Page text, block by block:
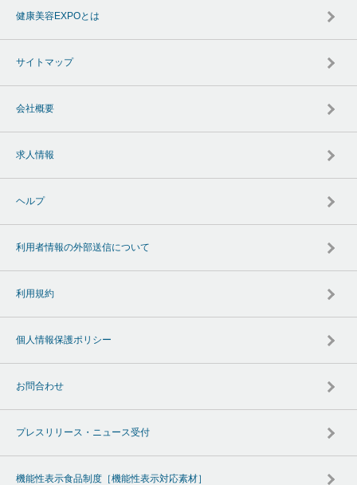
健康美容EXPOとは
サイトマップ
会社概要
求人情報
ヘルプ
利用者情報の外部送信について
利用規約
個人情報保護ポリシー
お問合わせ
プレスリリース・ニュース受付
機能性表示食品制度［機能性表示対応素材］